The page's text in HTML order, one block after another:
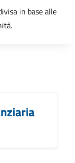
in base alle